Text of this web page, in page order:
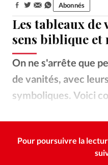
Opinions
Tous les articles
Faire un don
Se connecter
Les tableaux de
sens biblique et
On ne s'arrête que
de vanités, avec
symboliques. Voici
Partager: Abonnés
Pour poursuivre la